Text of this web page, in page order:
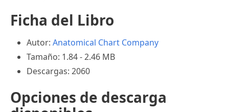
Ficha del Libro
Autor: Anatomical Chart Company
Tamaño: 1.84 - 2.46 MB
Descargas: 2060
Opciones de descarga